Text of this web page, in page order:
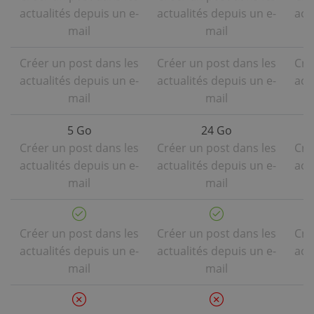
actualités depuis un e-
mail
actualités depuis un e-
mail
Créer un post dans les
actualités depuis un e-
mail
Créer un post dans les
actualités depuis un e-
mail
5 Go
Créer un post dans les
actualités depuis un e-
mail
24 Go
Créer un post dans les
actualités depuis un e-
mail
Créer un post dans les
actualités depuis un e-
mail
Créer un post dans les
actualités depuis un e-
mail